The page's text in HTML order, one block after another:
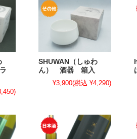
SHUWAN（しゅわ
ん） 酒器 箱入
¥3,900(税込 ¥4,290)